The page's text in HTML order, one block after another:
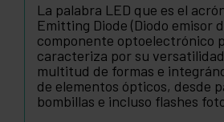
La palabra LED que es el
Emitting Diode (Diodo emisor
componente optoelectrónico
caracteriza por su
multitud de formas e
de elementos ópticos, desde
bombillas e incluso flashes